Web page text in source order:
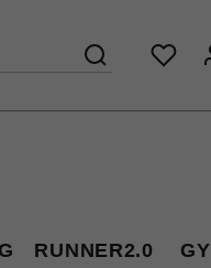
RUNNER2.0 GY